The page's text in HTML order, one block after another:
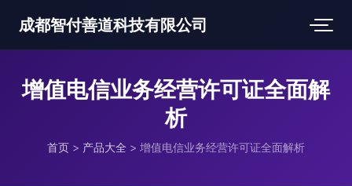
成都智付善道科技有限公司
增值电信业务经营许可证全面解
析
首页 > 产品大全 > 增值电信业务经营许可证全面解析